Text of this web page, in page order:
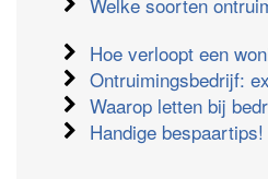
Hoe verloopt een
Ontruimingsbedrijf:
Waarop letten bij
Handige bespaartips!